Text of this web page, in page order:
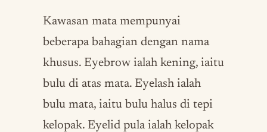
Kawasan mata mempunyai
beberapa bahagian dengan nama
khusus. Eyebrow ialah kening, iaitu
bulu di atas mata. Eyelash ialah
bulu mata, iaitu bulu halus di tepi
kelopak. Eyelid pula ialah kelopak